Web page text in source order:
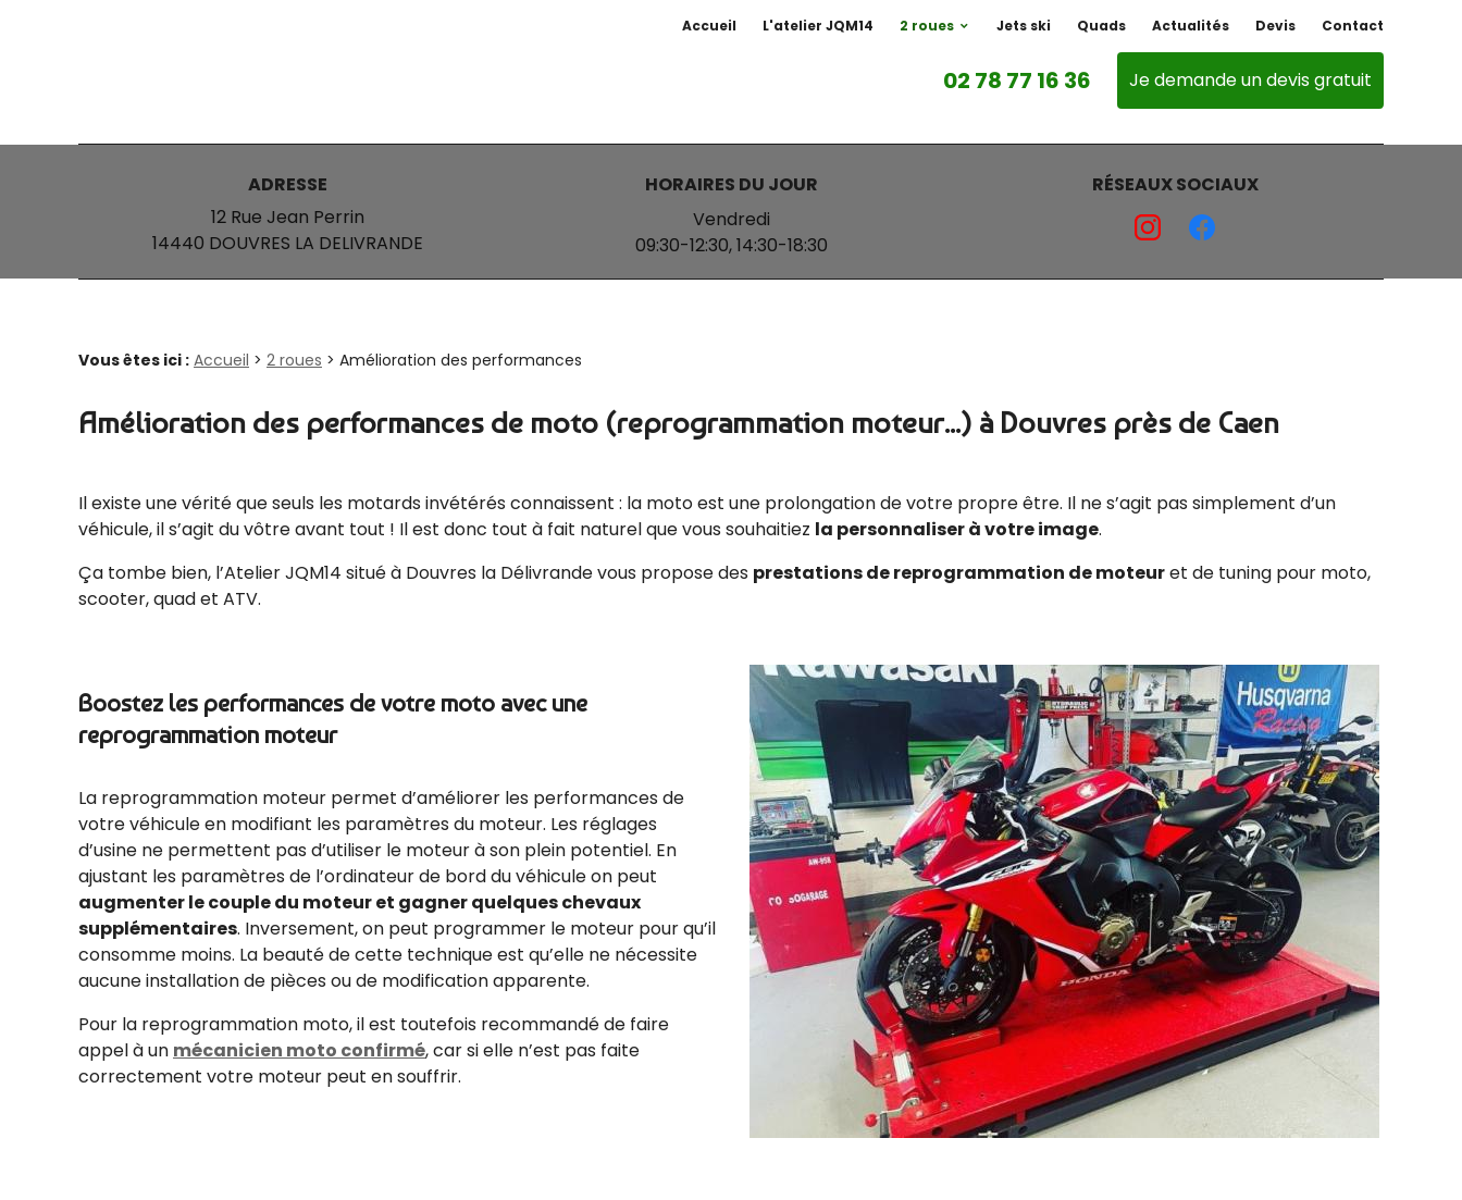
Accueil L'atelier JQM14 2 roues Jets ski Quads Actualités Devis Contact
02 78 77 16 36 Je demande un devis gratuit
ADRESSE
12 Rue Jean Perrin
14440 DOUVRES LA DELIVRANDE
HORAIRES DU JOUR
Vendredi
09:30-12:30,14:30-18:30
RÉSEAUX SOCIAUX
Vous êtes ici : Accueil > 2 roues > Amélioration des performances
Amélioration des performances de moto (reprogrammation moteur...) à Douvres près de Caen
Il existe une vérité que seuls les motards invétérés connaissent : la moto est une prolongation de votre propre être. Il ne s’agit pas simplement d’un
véhicule, il s’agit du vôtre avant tout ! Il est donc tout à fait naturel que vous souhaitiez la personnaliser à votre image.
Ça tombe bien, l’Atelier JQM14 situé à Douvres la Délivrande vous propose des prestations de reprogrammation de moteuret de tuning pour moto,
scooter, quad et ATV.
Boostez les performances de votre moto avec une
reprogrammation moteur
La reprogrammation moteur permet d’améliorer les performances de
votre véhicule en modifiant les paramètres du moteur. Les réglages
d’usine ne permettent pas d’utiliser le moteur à son plein potentiel. En
ajustant les paramètres de l’ordinateur de bord du véhicule on peut
augmenter le couple du moteur et gagner quelques chevaux
supplémentaires. Inversement, on peut programmer le moteur pour qu’il
consomme moins. La beauté de cette technique est qu’elle ne nécessite
aucune installation de pièces ou de modification apparente.
Pour la reprogrammation moto, il est toutefois recommandé de faire
appel à un mécanicien moto confirmé, car si elle n’est pas faite
correctement votre moteur peut en souffrir.